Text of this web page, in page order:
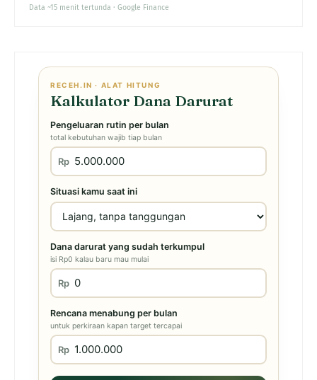
Data ~15 menit tertunda · Google Finance
RECEH.IN · ALAT HITUNG
Kalkulator Dana Darurat
Pengeluaran rutin per bulan
total kebutuhan wajib tiap bulan
Rp
Situasi kamu saat ini
Dana darurat yang sudah terkumpul
isi Rp0 kalau baru mau mulai
Rp
Rencana menabung per bulan
untuk perkiraan kapan target tercapai
Rp